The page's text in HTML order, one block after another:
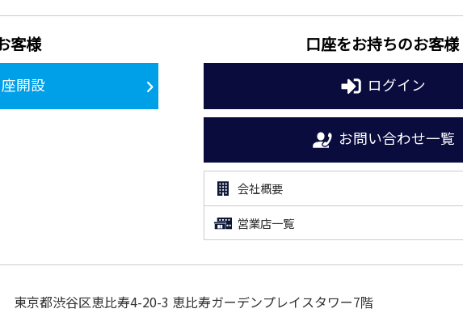
客様
開設
口座をお持ちのお客様
ログイン
お問い合わせ一覧
会社概要
営業店一覧
東京都渋谷区恵比寿4-20-3 恵比寿ガーデンプレイスタワー7階